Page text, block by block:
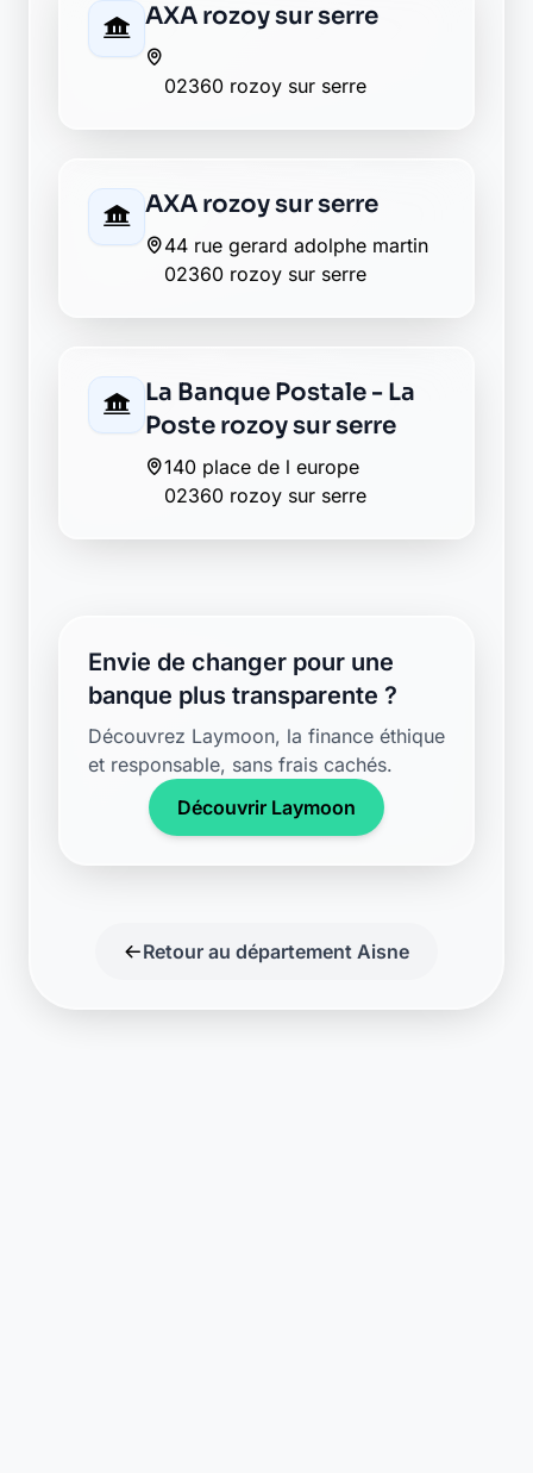
AXA rozoy sur serre
02360 rozoy sur serre
AXA rozoy sur serre
44 rue gerard adolphe martin
02360 rozoy sur serre
La Banque Postale - La
Poste rozoy sur serre
140 place de l europe
02360 rozoy sur serre
Envie de changer pour une
banque plus transparente ?
Découvrez Laymoon, la finance éthique
et responsable, sans frais cachés.
Découvrir Laymoon
Retour au département Aisne